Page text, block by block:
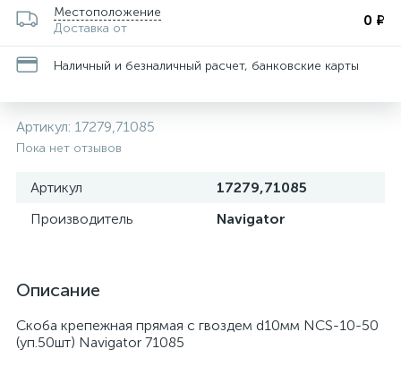
Местоположение
Доставка от
0 ₽
Наличный и безналичный расчет, банковские карты
Артикул: 17279,71085
Пока нет отзывов
Артикул
17279,71085
Производитель
Navigator
Описание
Скоба крепежная прямая с гвоздем d10мм NCS-10-50
(уп.50шт) Navigator 71085